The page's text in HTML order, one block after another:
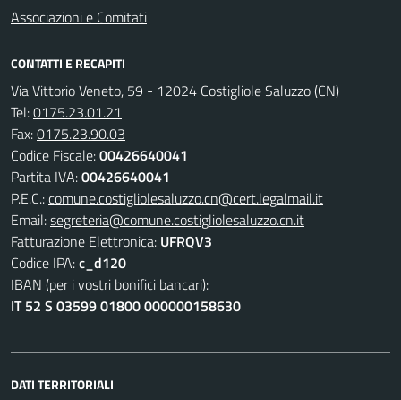
Associazioni e Comitati
CONTATTI E RECAPITI
Via Vittorio Veneto, 59 - 12024 Costigliole Saluzzo (CN)
Tel:0175.23.01.21
Fax:0175.23.90.03
Codice Fiscale:00426640041
Partita IVA:00426640041
P.E.C.:comune.costigliolesaluzzo.cn@cert.legalmail.it
Email:segreteria@comune.costigliolesaluzzo.cn.it
Fatturazione Elettronica: UFRQV3
Codice IPA:c_d120
IBAN (per i vostri bonifici bancari):
IT 52 S 03599 01800 000000158630
DATI TERRITORIALI